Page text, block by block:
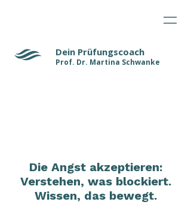
Dein Prüfungscoach
Prof. Dr. Martina Schwanke
Die Angst akzeptieren:
Verstehen, was blockiert.
Wissen, das bewegt.